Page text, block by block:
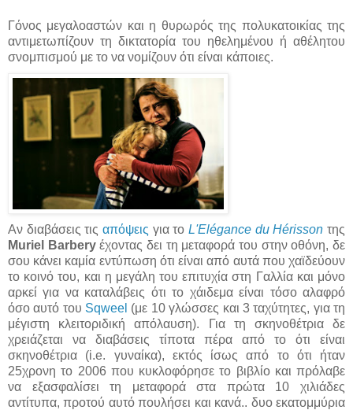
Γόνος μεγαλοαστών και η θυρωρός της πολυκατοικίας της
αντιμετωπίζουν τη δικτατορία του ηθελημένου ή αθέλητου
σνομπισμού με το να νομίζουν ότι είναι κάποιες.
Αν διαβάσεις τις απόψεις για το L'Elégance du Hérisson της
Muriel Barberyέχοντας δει τη μεταφορά του στην οθόνη, δε
σου κάνει καμία εντύπωση ότι είναι από αυτά που χαϊδεύουν
το κοινό του, και η μεγάλη του επιτυχία στη Γαλλία και μόνο
αρκεί για να καταλάβεις ότι το χάιδεμα είναι τόσο αλαφρό
όσο αυτό του Sqweel (με 10 γλώσσες και 3 ταχύτητες, για τη
μέγιστη κλειτοριδική απόλαυση). Για τη σκηνοθέτρια δε
χρειάζεται να διαβάσεις τίποτα πέρα από το ότι είναι
σκηνοθέτρια (i.e. γυναίκα), εκτός ίσως από το ότι ήταν
25χρονη το 2006 που κυκλοφόρησε το βιβλίο και πρόλαβε
να εξασφαλίσει τη μεταφορά στα πρώτα 10 χιλιάδες
αντίτυπα, προτού αυτό πουλήσει και κανά.. δυο εκατομμύρια